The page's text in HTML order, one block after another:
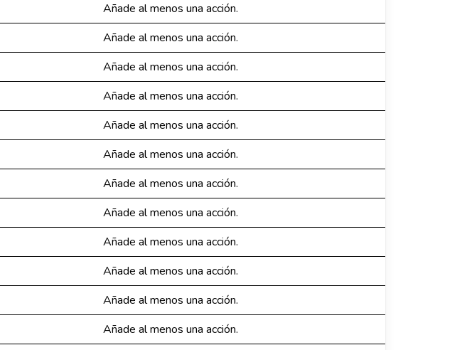
Añade al menos una acción.
Añade al menos una acción.
Añade al menos una acción.
Añade al menos una acción.
Añade al menos una acción.
Añade al menos una acción.
Añade al menos una acción.
Añade al menos una acción.
Añade al menos una acción.
Añade al menos una acción.
Añade al menos una acción.
Añade al menos una acción.